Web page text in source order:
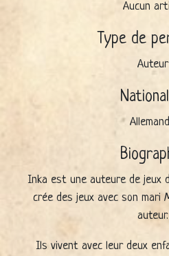
Aucun
Type de
Auteur
Inka est une auteure de jeux
crée des jeux avec son mari
auteur.
Ils vivent avec leur deux